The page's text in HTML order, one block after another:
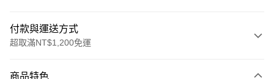
付款與運送方式
超取滿NT$1,200免運
商品特色